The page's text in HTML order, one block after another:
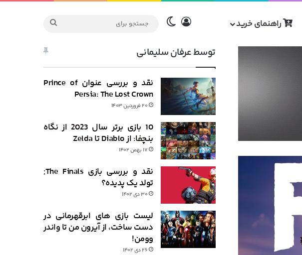
راهنمای خرید ورودتغییر پوسته
جستجو
توسط عرفان سلیمانی
نقد و بررسی عنوان Prince of
Persia: The Lost Crown
۲۰ فروردین ۱۴۰۳
10 بازی برتر سال 2023 از نگاه
بنچفا: از Diablo تا Zelda
۱۷ بهمن ۱۴۰۲
نقد و بررسی بازی The Finals;
تولد یک پدیده‌؟
۳۰ دی ۱۴۰۲
لیست بازی های ابرقهرمانی در
دست ساخت، از آیرون من تا واندر
وومن!
۲۶ دی ۱۴۰۲